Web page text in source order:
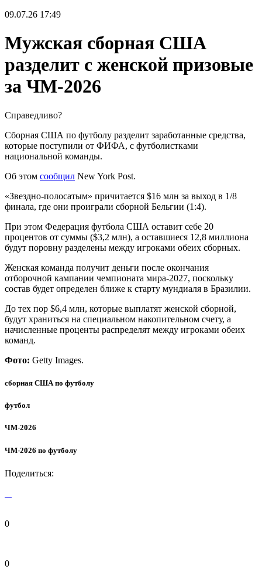
09.07.26 17:49
Мужская сборная США
разделит с женской призовые
за ЧМ-2026
Справедливо?
Сборная США по футболу разделит заработанные средства,
которые поступили от ФИФА, с футболистками
национальной команды.
Об этом сообщил New York Post.
«Звездно-полосатым» причитается $16 млн за выход в 1/8
финала, где они проиграли сборной Бельгии (1:4).
При этом Федерация футбола США оставит себе 20
процентов от суммы ($3,2 млн), а оставшиеся 12,8 миллиона
будут поровну разделены между игроками обеих сборных.
Женская команда получит деньги после окончания
отборочной кампании чемпионата мира-2027, поскольку
состав будет определен ближе к старту мундиаля в Бразилии.
До тех пор $6,4 млн, которые выплатят женской сборной,
будут храниться на специальном накопительном счету, а
начисленные проценты распределят между игроками обеих
команд.
Фото: Getty Images.
сборная США по футболу
футбол
ЧМ-2026
ЧМ-2026 по футболу
Поделиться:
0
0